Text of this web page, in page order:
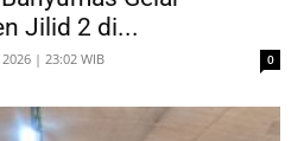
Jilid 2 di...
| 23:02 WIB 0